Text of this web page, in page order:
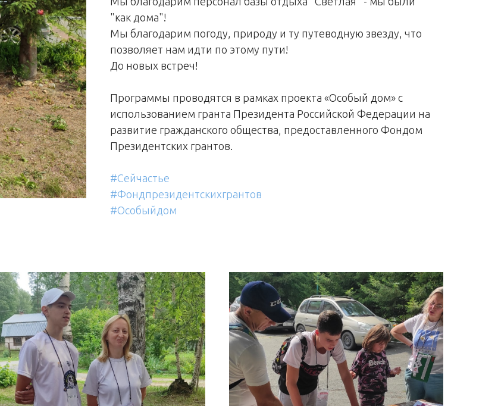
"как дома"!
Мы благодарим погоду, природу и ту путеводную звезду, что
позволяет нам идти по этому пути!
До новых встреч!
Программы проводятся в рамках проекта «Особый дом» с
использованием гранта Президента Российской Федерации на
развитие гражданского общества, предоставленного Фондом
Президентских грантов.
#Сейчастье
#Фондпрезидентскихгрантов
#Особыйдом